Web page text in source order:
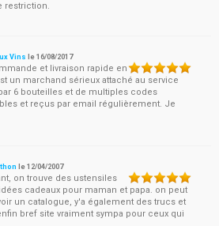
restriction.
Vins le16/08/2017
et livraison rapide en
un marchand sérieux attaché au service
6 bouteilles et de multiples codes
et reçus par email régulièrement. Je
le12/04/2007
on trouve des ustensiles
cadeaux pour maman et papa. on peut
un catalogue, y'a également des trucs et
bref site vraiment sympa pour ceux qui